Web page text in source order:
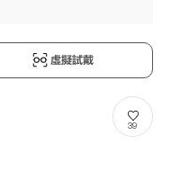
虛擬試戴
39